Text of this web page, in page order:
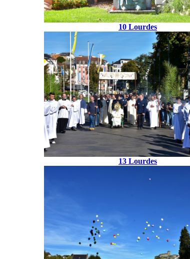
10 Lourdes
13 Lourdes